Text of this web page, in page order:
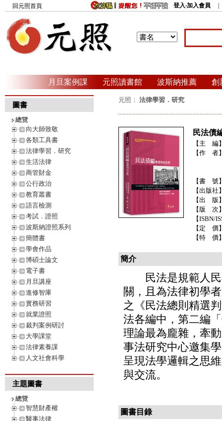
回元照首頁 登入‧加入會員
月旦案例課 元照讀書館 波斯納推薦 創
圖書
總覽
向大師致敬
各類工具書
法律學習．研究
生活法律
商管財金
公行政治
教育叢書
語言檢測
考試．證照
波斯納證照系列
簡體書
學會作品
博碩士論文
電子書
月旦講座
進修智庫
實務研習
就業證照
裁判案例研討
大學課堂
法律素養課
人文社會科學
主題圖書
總覽
智慧財產權
醫事法律
元照： 法律學習．研究
民法債
【主 編
【作 者
【書 號
【出版社
【出 版
【版 次
【ISBN/
【定 價
【特 價
簡介
民法是規範人民
關，且為法律初學
之《民法總則精選
法各編中，第二編
理論最為龐雜，牽
事法研究中心邀集
呈現法學邏輯之思
與交流。
圖書目錄